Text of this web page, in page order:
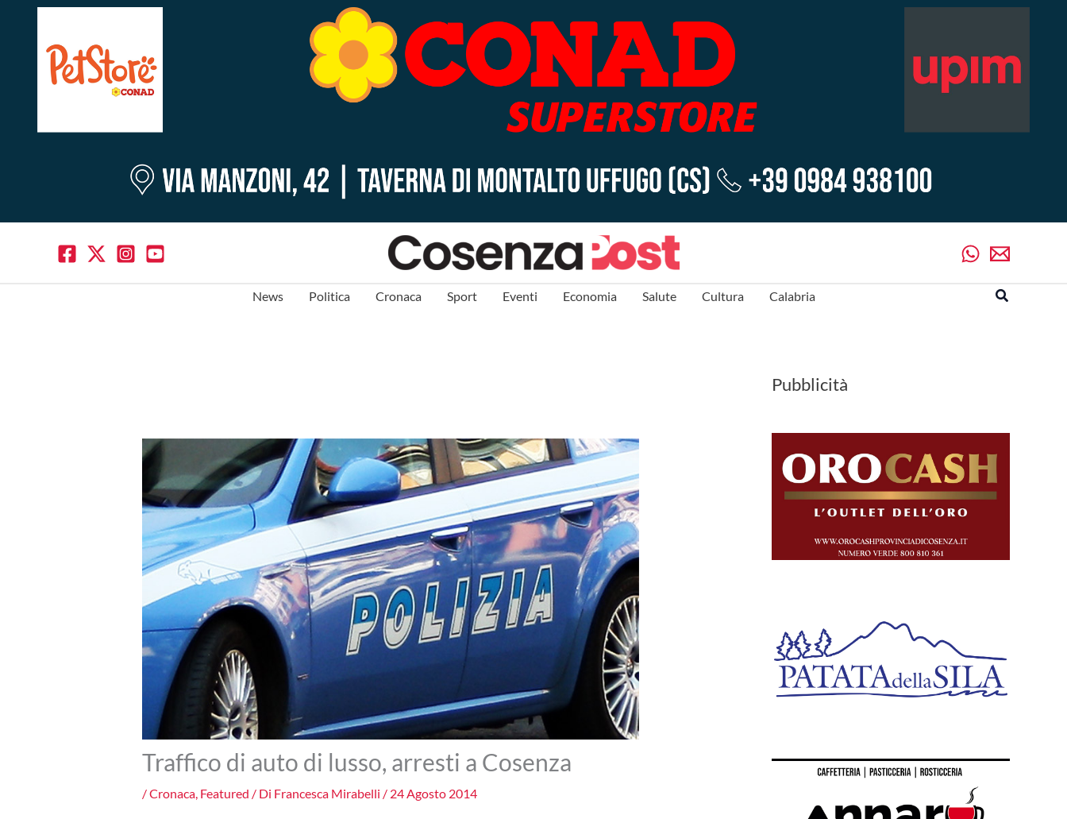
News Politica Cronaca Sport Eventi Economia Salute Cultura Calabria Cerca
Traffico di auto di lusso, arresti a Cosenza
/Cronaca, Featured / Di Francesca Mirabelli / 24 Agosto 2014
Pubblicità